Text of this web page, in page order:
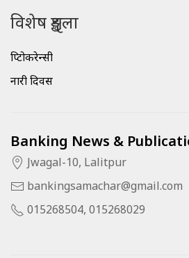
विशेष शृङ्खला
क्रिप्टोकरेन्सी
नारी दिवस
Banking News &
Jwagal-10, Lalitpur
bankingsamachar@gmail.com
015268504, 015268029